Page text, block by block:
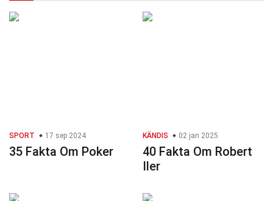
SPORT 17 sep 2024
35 Fakta Om Poker
KÄNDIS 02 jan 2025
40 Fakta Om Robert
Iler